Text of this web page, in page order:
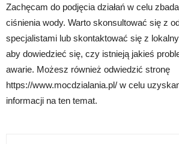
Zachęcam do podjęcia działań w celu
ciśnienia wody. Warto skonsultować się z
specjalistami lub skontaktować się z
aby dowiedzieć się, czy istnieją jakieś
awarie. Możesz również odwiedzić stronę
https://www.mocdzialania.pl/ w celu
informacji na ten temat.